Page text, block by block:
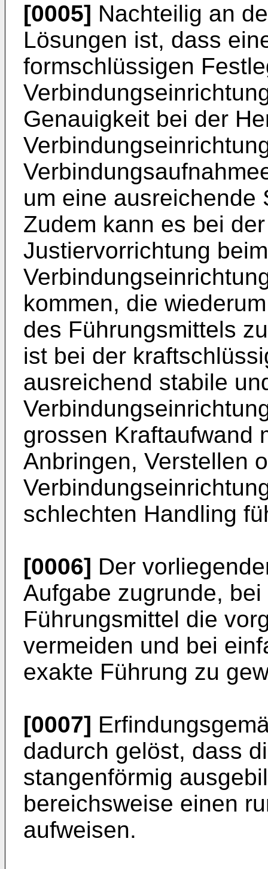
[0005] Nachteilig an
Lösungen ist, dass
formschlüssigen
Genauigkeit bei der
um eine ausreichende
Zudem kann es bei
Justiervorrichtung
kommen, die
des Führungsmittels
ist bei der
ausreichend stabile
grossen Kraftaufwand
Anbringen, Verstellen
schlechten Handling
[0006] Der
Aufgabe zugrunde,
Führungsmittel die
vermeiden und bei
exakte Führung zu
[0007]
dadurch gelöst, dass
stangenförmig
bereichsweise einen
aufweisen.